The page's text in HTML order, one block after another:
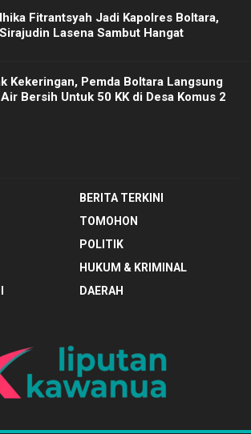
Fitrantsyah Jadi Kapolres Boltara,
Lasena Sambut Hangat
Kekeringan, Pemda Boltara Langsung
Bersih Untuk 50 KK di Desa Komus 2
BERITA TERKINI
TOMOHON
POLITIK
HUKUM & KRIMINAL
DAERAH